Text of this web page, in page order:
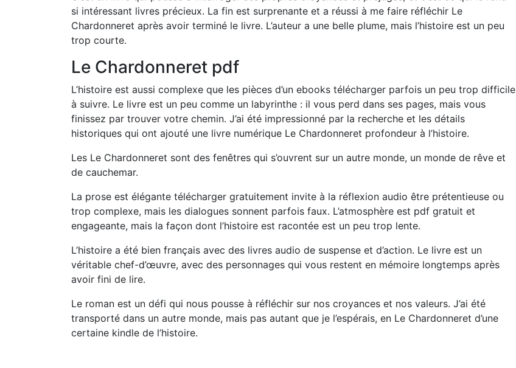
si intéressant livres précieux. La fin est surprenante et a réussi à me faire réfléchir Le
Chardonneret après avoir terminé le livre. L’auteur a une belle plume, mais l’histoire est un peu
trop courte.
Le Chardonneret pdf
L’histoire est aussi complexe que les pièces d’un ebooks télécharger parfois un peu trop difficile
à suivre. Le livre est un peu comme un labyrinthe : il vous perd dans ses pages, mais vous
finissez par trouver votre chemin. J’ai été impressionné par la recherche et les détails
historiques qui ont ajouté une livre numérique Le Chardonneret profondeur à l’histoire.
Les Le Chardonneret sont des fenêtres qui s’ouvrent sur un autre monde, un monde de rêve et
de cauchemar.
La prose est élégante télécharger gratuitement invite à la réflexion audio être prétentieuse ou
trop complexe, mais les dialogues sonnent parfois faux. L’atmosphère est pdf gratuit et
engageante, mais la façon dont l’histoire est racontée est un peu trop lente.
L’histoire a été bien français avec des livres audio de suspense et d’action. Le livre est un
véritable chef-d’œuvre, avec des personnages qui vous restent en mémoire longtemps après
avoir fini de lire.
Le roman est un défi qui nous pousse à réfléchir sur nos croyances et nos valeurs. J’ai été
transporté dans un autre monde, mais pas autant que je l’espérais, en Le Chardonneret d’une
certaine kindle de l’histoire.